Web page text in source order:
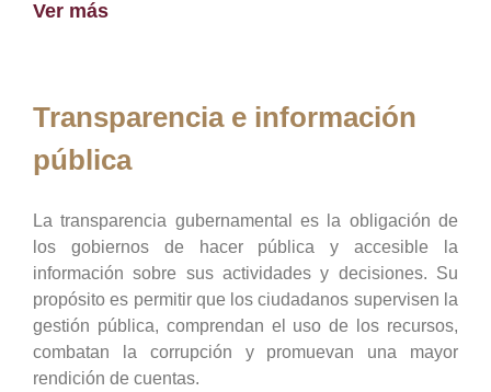
Ver más
Transparencia e información
pública
La transparencia gubernamental es la obligación de
los gobiernos de hacer pública y accesible la
información sobre sus actividades y decisiones. Su
propósito es permitir que los ciudadanos supervisen la
gestión pública, comprendan el uso de los recursos,
combatan la corrupción y promuevan una mayor
rendición de cuentas.